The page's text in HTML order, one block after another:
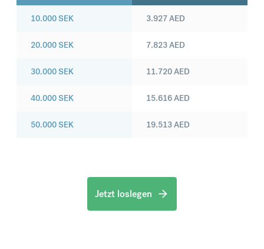
10.000SEK
20.000SEK
30.000SEK
40.000SEK
50.000SEK
3.927AED
7.823AED
11.720AED
15.616AED
19.513AED
Jetzt loslegen